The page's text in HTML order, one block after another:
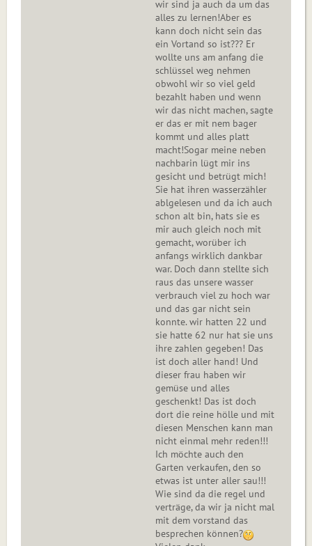
wir sind ja auch da um das
alles zu lernen!Aber es
kann doch nicht sein das
ein Vortand so ist??? Er
wollte uns am anfang die
schlüssel weg nehmen
obwohl wir so viel geld
bezahlt haben und wenn
wir das nicht machen, sagte
er das er mit nem bager
kommt und alles platt
macht!Sogar meine neben
nachbarin lügt mir ins
gesicht und betrügt mich!
Sie hat ihren wasserzähler
ablgelesen und da ich auch
schon alt bin, hats sie es
mir auch gleich noch mit
gemacht, worüber ich
anfangs wirklich dankbar
war. Doch dann stellte sich
raus das unsere wasser
verbrauch viel zu hoch war
und das gar nicht sein
konnte. wir hatten 22 und
sie hatte 62 nur hat sie uns
ihre zahlen gegeben! Das
ist doch aller hand! Und
dieser frau haben wir
gemüse und alles
geschenkt! Das ist doch
dort die reine hölle und mit
diesen Menschen kann man
nicht einmal mehr reden!!!
Ich möchte auch den
Garten verkaufen, den so
etwas ist unter aller sau!!!
Wie sind da die regel und
verträge, da wir ja nicht mal
mit dem vorstand das
besprechen können?